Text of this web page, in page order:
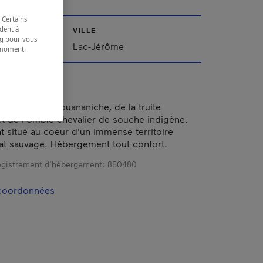
VILLE
Lac-Jérôme
la combative ouananiche, de la truite
de l'omble chevalier de souche indigène.
situé au coeur d'un immense territoire
sauvage. Hébergement tout confort.
d’hébergement : 850480
à
pour vous